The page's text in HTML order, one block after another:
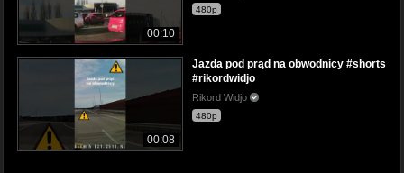
00:10
480p
00:08
Jazda pod prąd na obwodnicy #shorts
#rikordwidjo
Rikord Widjo
480p